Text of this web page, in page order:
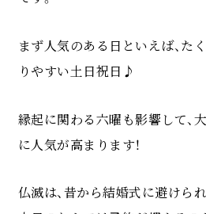
まず人気のある日といえば、た
りやすい土日祝日♪
縁起に関わる六曜も影響して、
に人気が高まります！
仏滅は、昔から結婚式に避けら